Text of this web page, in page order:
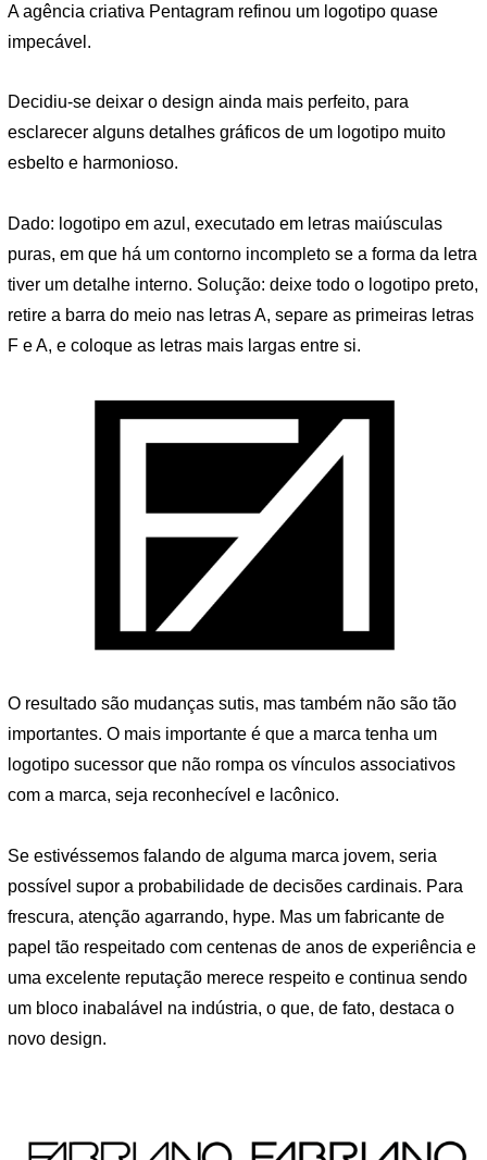
A agência criativa Pentagram refinou um logotipo quase
impecável.
Decidiu-se deixar o design ainda mais perfeito, para
esclarecer alguns detalhes gráficos de um logotipo muito
esbelto e harmonioso.
Dado: logotipo em azul, executado em letras maiúsculas
puras, em que há um contorno incompleto se a forma da letra
tiver um detalhe interno. Solução: deixe todo o logotipo preto,
retire a barra do meio nas letras A, separe as primeiras letras
F e A, e coloque as letras mais largas entre si.
O resultado são mudanças sutis, mas também não são tão
importantes. O mais importante é que a marca tenha um
logotipo sucessor que não rompa os vínculos associativos
com a marca, seja reconhecível e lacônico.
Se estivéssemos falando de alguma marca jovem, seria
possível supor a probabilidade de decisões cardinais. Para
frescura, atenção agarrando, hype. Mas um fabricante de
papel tão respeitado com centenas de anos de experiência e
uma excelente reputação merece respeito e continua sendo
um bloco inabalável na indústria, o que, de fato, destaca o
novo design.